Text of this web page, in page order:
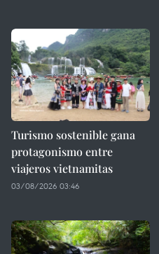
Turismo sostenible gana
protagonismo entre
viajeros vietnamitas
03/08/2026 03:46